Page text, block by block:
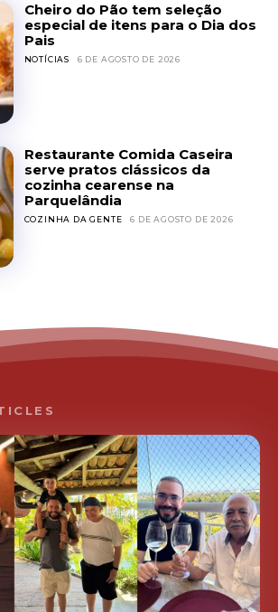
Cheiro do Pão tem seleção
especial de itens para o Dia dos
Pais
NOTÍCIAS 6 DE AGOSTO DE 2026
Restaurante Comida Caseira
serve pratos clássicos da
cozinha cearense na
Parquelândia
COZINHA DA GENTE 6 DE AGOSTO DE 2026